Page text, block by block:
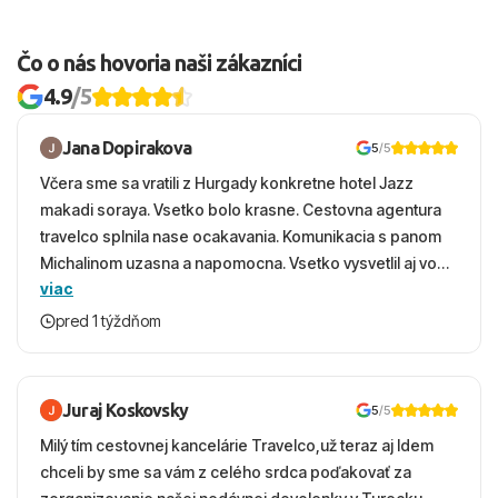
Čo o nás hovoria naši zákazníci
4.9/5
Jana Dopirakova 5/5
Včera sme sa vratili z Hurgady konkretne hotel Jazz
makadi soraya. Vsetko bolo krasne. Cestovna agentura
travelco splnila nase ocakavania. Komunikacia s panom
Michalinom uzasna a napomocna. Vsetko vysvetlil aj vo
vecernych hodinach zaco sa ospravedlnujem. Hotel
krasny, cisty. Sluzby top. Strava, prostredie, more,
viac
pred 1 týždňom
Juraj Koskovsky 5/5
Milý tím cestovnej kancelárie Travelco,už teraz aj Idem
chceli by sme sa vám z celého srdca poďakovať za